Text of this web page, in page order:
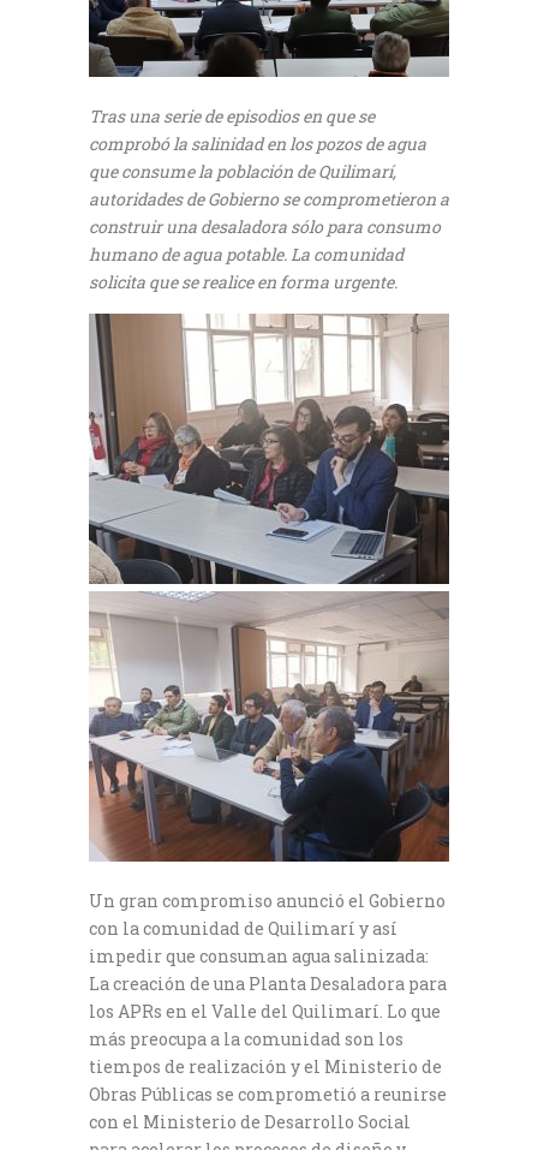
Tras una serie de episodios en que se
comprobó la salinidad en los pozos de agua
que consume la población de Quilimarí,
autoridades de Gobierno se comprometieron a
construir una desaladora sólo para consumo
humano de agua potable. La comunidad
solicita que se realice en forma urgente.
Un gran compromiso anunció el Gobierno
con la comunidad de Quilimarí y así
impedir que consuman agua salinizada:
La creación de una Planta Desaladora para
los APRs en el Valle del Quilimarí. Lo que
más preocupa a la comunidad son los
tiempos de realización y el Ministerio de
Obras Públicas se comprometió a reunirse
con el Ministerio de Desarrollo Social